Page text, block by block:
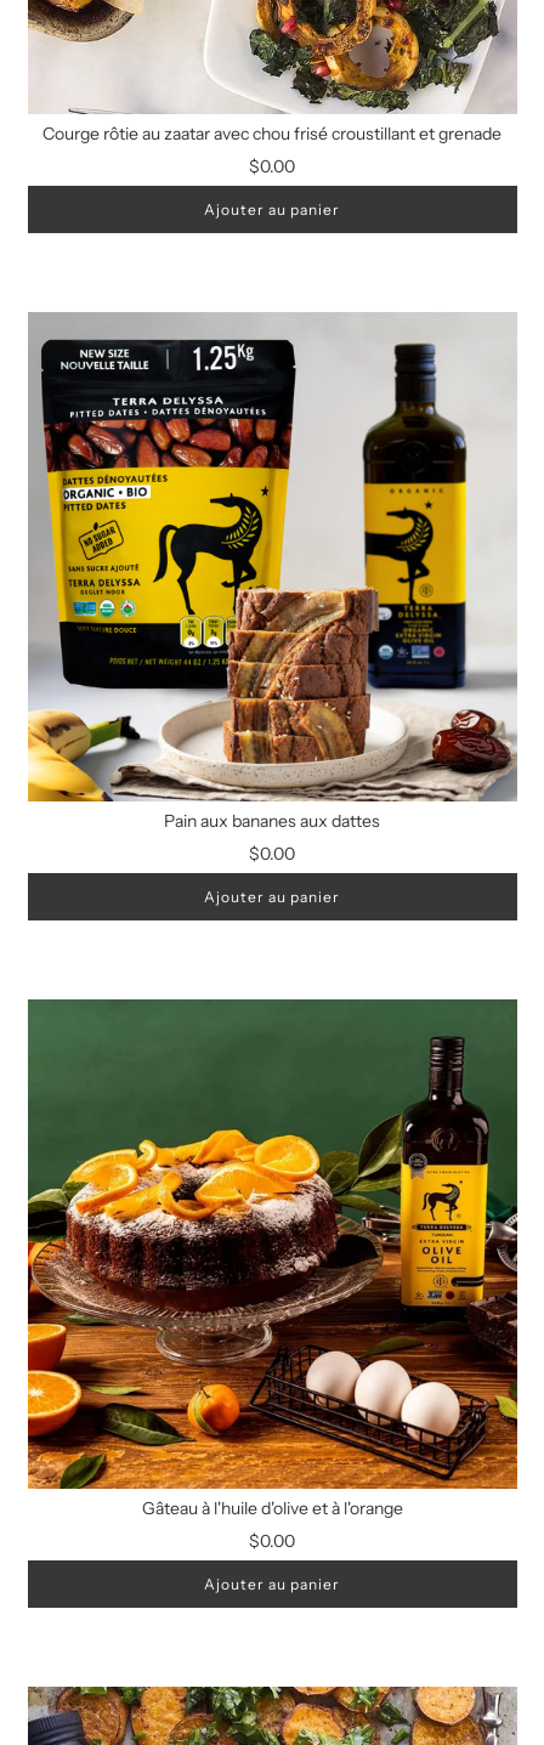
Courge rôtie au zaatar avec chou frisé croustillant et grenade
$0.00
Ajouter au panier
Pain aux bananes aux dattes
$0.00
Ajouter au panier
Gâteau à l'huile d'olive et à l'orange
$0.00
Ajouter au panier